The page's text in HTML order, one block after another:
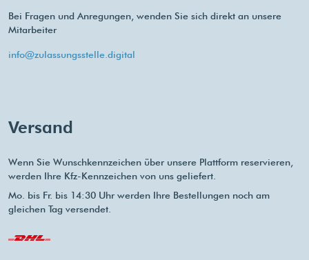
Bei Fragen und Anregungen, wenden Sie sich direkt an unsere
Mitarbeiter
info@zulassungsstelle.digital
Versand
Wenn Sie Wunschkennzeichen über unsere Plattform reservieren,
werden Ihre Kfz-Kennzeichen von uns geliefert.
Mo. bis Fr. bis 14:30 Uhr werden Ihre Bestellungen noch am
gleichen Tag versendet.